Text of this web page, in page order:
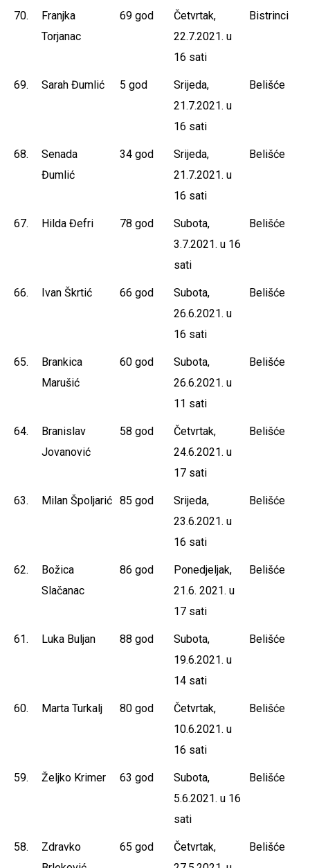
70.
Franjka
Torjanac
69 god
Četvrtak,
22.7.2021. u
16 sati
Bistrinci
69. Sarah Đumlić 5 god
Srijeda,
21.7.2021. u
16 sati
Belišće
68.
Senada
Đumlić
34 god
Srijeda,
21.7.2021. u
16 sati
Belišće
67. Hilda Đefri 78 god
Subota,
3.7.2021. u 16
sati
Belišće
66. Ivan Škrtić 66 god
Subota,
26.6.2021. u
16 sati
Belišće
65.
Brankica
Marušić
60 god
Subota,
26.6.2021. u
11 sati
Belišće
64.
Branislav
Jovanović
58 god
Četvrtak,
24.6.2021. u
17 sati
Belišće
63. Milan Špoljarić 85 god
Srijeda,
23.6.2021. u
16 sati
Belišće
62.
Božica
Slačanac
86 god
Ponedjeljak,
21.6. 2021. u
17 sati
Belišće
61. Luka Buljan 88 god
Subota,
19.6.2021. u
14 sati
Belišće
60. Marta Turkalj 80 god
Četvrtak,
10.6.2021. u
16 sati
Belišće
59. Željko Krimer 63 god
Subota,
5.6.2021. u 16
sati
Belišće
58.
Zdravko
65 god
Četvrtak,
Belišće